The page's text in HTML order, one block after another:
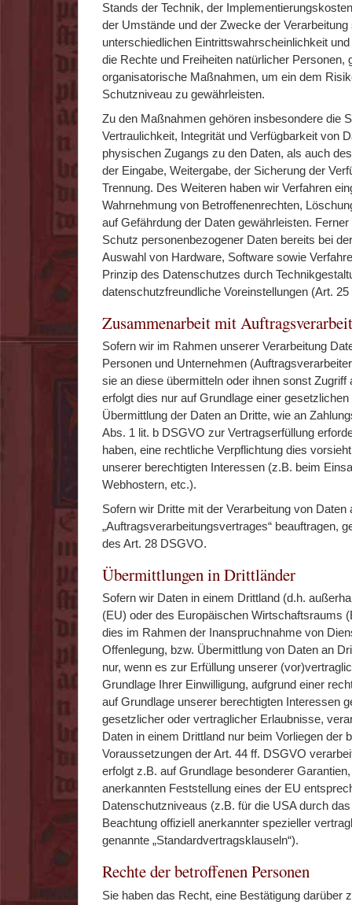
Stands der Technik, der
der Umstände und der Zwecke der Verarbeitung
unterschiedlichen Eintrittswahrscheinlichkeit
die Rechte und Freiheiten natürlicher Personen,
organisatorische Maßnahmen, um ein dem
Schutzniveau zu gewährleisten.
Zu den Maßnahmen gehören insbesondere die
Vertraulichkeit, Integrität und Verfügbarkeit von
physischen Zugangs zu den Daten, als auch
der Eingabe, Weitergabe, der Sicherung der
Trennung. Des Weiteren haben wir Verfahren
Wahrnehmung von Betroffenenrechten,
auf Gefährdung der Daten gewährleisten.
Schutz personenbezogener Daten bereits bei
Auswahl von Hardware, Software sowie
Prinzip des Datenschutzes durch
datenschutzfreundliche Voreinstellungen (Art.
Zusammenarbeit mit
Sofern wir im Rahmen unserer Verarbeitung
Personen und Unternehmen
sie an diese übermitteln oder ihnen sonst Zugriff
erfolgt dies nur auf Grundlage einer
Übermittlung der Daten an Dritte, wie an
Abs. 1 lit. b DSGVO zur Vertragserfüllung
haben, eine rechtliche Verpflichtung dies
unserer berechtigten Interessen (z.B. beim
Webhostern, etc.).
Sofern wir Dritte mit der Verarbeitung von Daten
„Auftragsverarbeitungsvertrages“ beauftragen,
des Art. 28 DSGVO.
Übermittlungen in Drittländer
Sofern wir Daten in einem Drittland (d.h.
(EU) oder des Europäischen Wirtschaftsraums
dies im Rahmen der Inanspruchnahme von
Offenlegung, bzw. Übermittlung von Daten an
nur, wenn es zur Erfüllung unserer
Grundlage Ihrer Einwilligung, aufgrund einer
auf Grundlage unserer berechtigten Interessen
gesetzlicher oder vertraglicher Erlaubnisse,
Daten in einem Drittland nur beim Vorliegen der
Voraussetzungen der Art. 44 ff. DSGVO
erfolgt z.B. auf Grundlage besonderer
anerkannten Feststellung eines der EU
Datenschutzniveaus (z.B. für die USA durch das
Beachtung offiziell anerkannter spezieller
genannte „Standardvertragsklauseln“).
Rechte der betroffenen Personen
Sie haben das Recht, eine Bestätigung darüber